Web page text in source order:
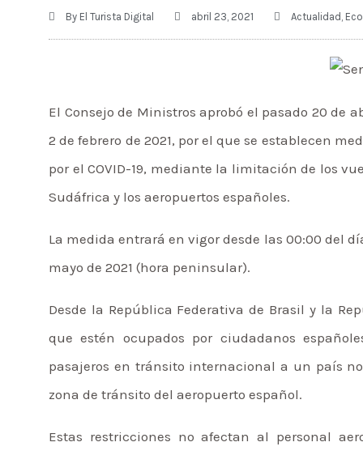
By El Turista Digital abril 23, 2021 Actualidad
El Consejo de Ministros aprobó el pasado 20 de
2 de febrero de 2021, por el que se establecen
por el COVID-19, mediante la limitación de los
Sudáfrica y los aeropuertos españoles.
La medida entrará en vigor desde las 00:00 del
mayo de 2021 (hora peninsular).
Desde la República Federativa de Brasil y la
que estén ocupados por ciudadanos
pasajeros en tránsito internacional a un país
zona de tránsito del aeropuerto español.
Estas restricciones no afectan al personal